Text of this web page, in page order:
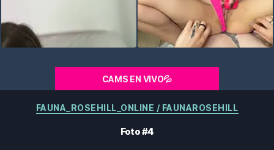
CAMS EN VIVO💦
Categorías
FAUNA_ROSEHILL_ONLINE / FAUNAROSEHILL
Foto #4